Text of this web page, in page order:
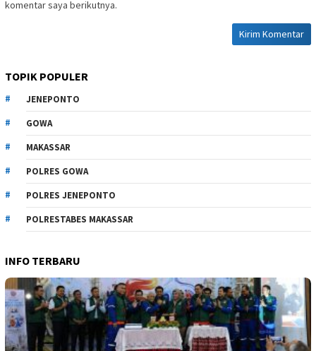
komentar saya berikutnya.
TOPIK POPULER
JENEPONTO
GOWA
MAKASSAR
POLRES GOWA
POLRES JENEPONTO
POLRESTABES MAKASSAR
INFO TERBARU